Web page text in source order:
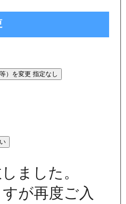
）を変更 指定なし
ました。
が再度ご入